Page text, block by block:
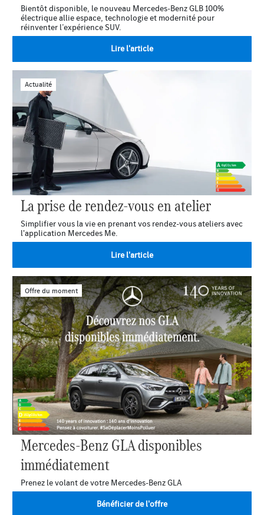
Bientôt disponible, le nouveau Mercedes-Benz GLB 100%
électrique allie espace, technologie et modernité pour
réinventer l’expérience SUV.
Lire l'article
La prise de rendez-vous en atelier
Simplifier vous la vie en prenant vos rendez-vous ateliers avec
l'application Mercedes Me.
Lire l'article
Actualité
Mercedes-Benz GLA disponibles
immédiatement
Prenez le volant de votre Mercedes-Benz GLA
Bénéficier de l'offre
Offre du moment